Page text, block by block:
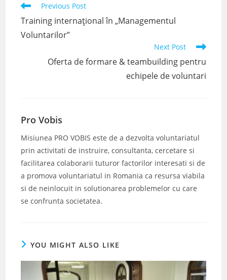
Read
articles
Previous Post
Training internaţional în „Managementul
Voluntarilor”
Next Post
Oferta de formare & teambuilding pentru
echipele de voluntari
Pro Vobis
Misiunea PRO VOBIS este de a dezvolta voluntariatul
prin activitati de instruire, consultanta, cercetare si
facilitarea colaborarii tuturor factorilor interesati si de
a promova voluntariatul in Romania ca resursa viabila
si de neinlocuit in solutionarea problemelor cu care
se confrunta societatea.
YOU MIGHT ALSO LIKE